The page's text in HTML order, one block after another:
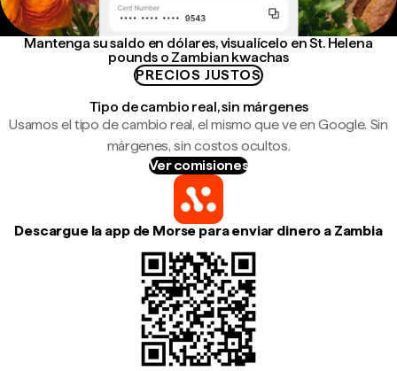
Mantenga su saldo en dólares, visualícelo en St. Helena
pounds o Zambian kwachas
PRECIOS JUSTOS
Tipo de cambio real, sin márgenes
Usamos el tipo de cambio real, el mismo que ve en Google. Sin
márgenes, sin costos ocultos.
Ver comisiones
Descargue la app de Morse para enviar dinero a Zambia